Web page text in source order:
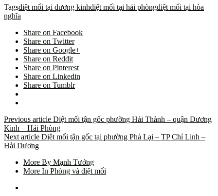
Tagsdiệt mối tại dương kinhdiệt mối tại hải phòngdiệt mối tại hòa
nghĩa
Share on Facebook
Share on Twitter
Share on Google+
Share on Reddit
Share on Pinterest
Share on Linkedin
Share on Tumblr
Previous article Diệt mối tận gốc phường Hải Thành – quận Dương
Kinh – Hải Phòng
Next article Diệt mối tận gốc tại phường Phả Lại – TP Chí Linh –
Hải Dương
More By Mạnh Tưởng
More In Phòng và diệt mối